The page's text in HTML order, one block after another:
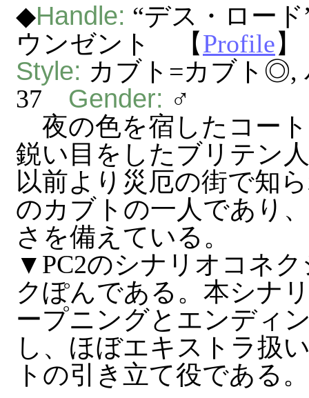
◆Handle: “デス・ロー
ウンゼント 【Profile
Style: カブト=カブト
37 Gender: ♂
夜の色を宿したコー
鋭い目をしたブリテン
以前より災厄の街で知
のカブトの一人であり
さを備えている。
▼PC2のシナリオコネ
クぽんである。本シナ
ープニングとエンディ
し、ほぼエキストラ扱
トの引き立て役である。